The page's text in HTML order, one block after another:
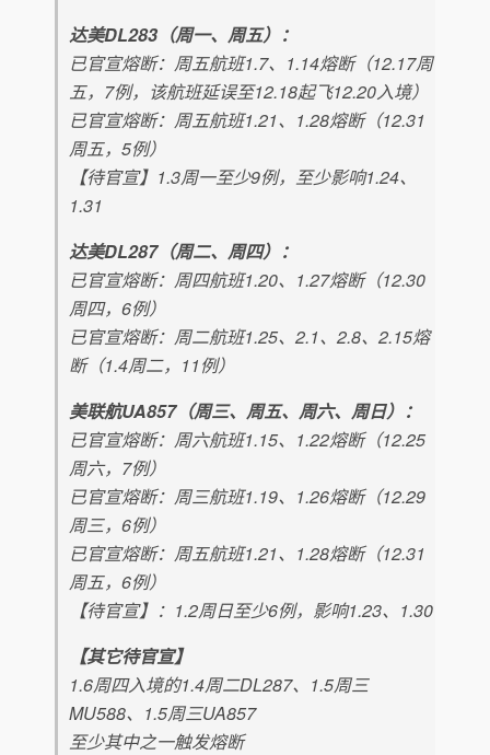
达美DL283（周一、周五）：
已官宣熔断：周五航班1.7、1.14熔断（12.17周
五，7例，该航班延误至12.18起飞12.20入境）
已官宣熔断：周五航班1.21、1.28熔断（12.31
周五，5例）
【待官宣】1.3周一至少9例，至少影响1.24、
1.31
达美DL287（周二、周四）：
已官宣熔断：周四航班1.20、1.27熔断（12.30
周四，6例）
已官宣熔断：周二航班1.25、2.1、2.8、2.15熔
断（1.4周二，11例）
美联航UA857（周三、周五、周六、周日）：
已官宣熔断：周六航班1.15、1.22熔断（12.25
周六，7例）
已官宣熔断：周三航班1.19、1.26熔断（12.29
周三，6例）
已官宣熔断：周五航班1.21、1.28熔断（12.31
周五，6例）
【待官宣】：1.2周日至少6例，影响1.23、1.30
【其它待官宣】
1.6周四入境的1.4周二DL287、1.5周三
MU588、1.5周三UA857
至少其中之一触发熔断